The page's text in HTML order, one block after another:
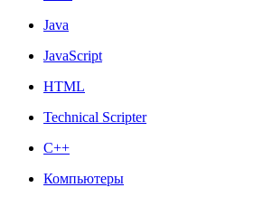
Java
JavaScript
HTML
Technical Scripter
C++
Компьютеры